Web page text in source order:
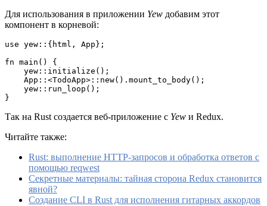
Для использования в приложении Yew добавим этот
компонент в корневой:
use yew::{html, App};
fn main() {
    yew::initialize();
    App::<TodoApp>::new().mount_to_body();
    yew::run_loop();
}
Так на Rust создается веб-приложение с Yew и Redux.
Читайте также:
Rust: выполнение HTTP-запросов и обработка ответов с
помощью reqwest
Секретные материалы: тайная сторона Redux становится
явной?
Создание CLI в Rust для исполнения гитарных аккордов